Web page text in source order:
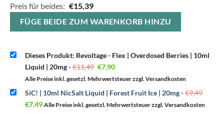
Preis für beides: €15,39
FÜGE BEIDE ZUM WARENKORB HINZU
Dieses Produkt: Revoltage - Flex | Overdosed Berries | 10ml
Liquid | 20mg-€11,49 Ursprünglicher
Preis
war:
€7,90Aktueller
Preis
ist:
Alle Preise inkl. gesetzl. Mehrwertsteuer zzgl. Versandkosten
SiC! | 10ml NicSalt Liquid | Forest Fruit Ice | 20mg-€9,49
war:
€7,49Aktueller
Preis
Alle Preise inkl. gesetzl. Mehrwertsteuer zzgl. Versandkosten